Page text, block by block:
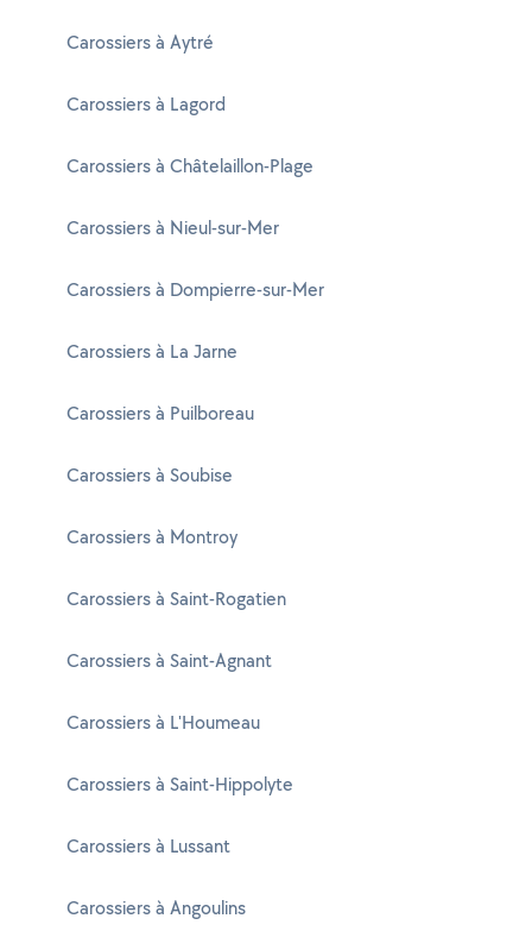
Carossiers à Aytré
Carossiers à Lagord
Carossiers à Châtelaillon-Plage
Carossiers à Nieul-sur-Mer
Carossiers à Dompierre-sur-Mer
Carossiers à La Jarne
Carossiers à Puilboreau
Carossiers à Soubise
Carossiers à Montroy
Carossiers à Saint-Rogatien
Carossiers à Saint-Agnant
Carossiers à L'Houmeau
Carossiers à Saint-Hippolyte
Carossiers à Lussant
Carossiers à Angoulins